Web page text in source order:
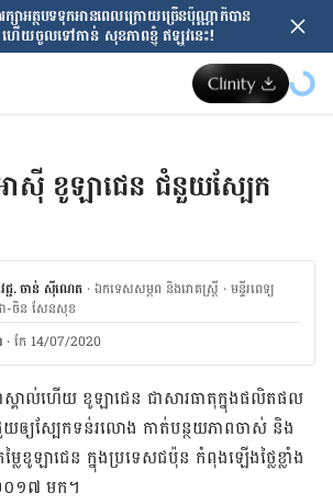
សាអត្ថបទទុកអានពេលក្រោយ​ច្រើនប៉ុណ្ណាក៏បាន
ហើយចូលទៅកាន់ សុខភាពខ្ញុំ ឥឡូវនេះ!
អាស៊ី ​ខូឡាជេន ជំនួយ​ស្បែក
ជ្ជ. ចាន់ ស៊ីណេត ·ឯកទេសសម្ភព និងរោគស្ត្រី ·ម​ន្ទីរពេទ្យ
ជា-ចិន សែនសុខ
· កែ 14/07/2020
ស្គាល់​ហើយ ខូឡាជេន ជា​សារធាតុ​ក្នុង​ផលិតផល​
យ​ស្បែក​ទន់​រលោង កាត់បន្ថយ​ភាព​ចាស់ និង​
ៃ​ខូឡាជេន ក្នុង​ប្រទេស​ជប៉ុន កំពុងឡើង​ថ្លៃ​ខ្លាំង
០១៧ មក។